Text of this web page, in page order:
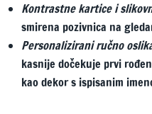
Kontrastne kartice i
smirena pozivnica na
Personalizirani ručno
kasnije dočekuje prvi
kao dekor s ispisanim